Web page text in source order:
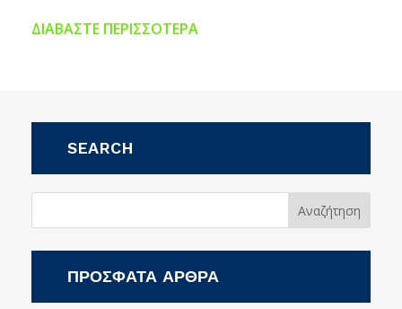
ΔΙΑΒΆΣΤΕ ΠΕΡΙΣΣΌΤΕΡΑ
SEARCH
ΠΡΌΣΦΑΤΑ ΆΡΘΡΑ